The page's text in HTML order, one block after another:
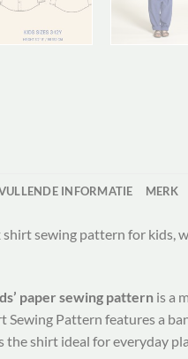
INFORMATIE MERK
shirt sewing pattern for kids,
paper sewing pattern is a
Sewing Pattern features a
the shirt ideal for everyday